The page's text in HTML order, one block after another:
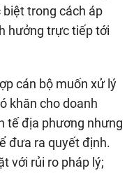
trong cách áp
hưởng trực tiếp tới
cán bộ muốn xử lý
khăn cho doanh
tế địa phương nhưng
đưa ra quyết định.
với rủi ro pháp lý;